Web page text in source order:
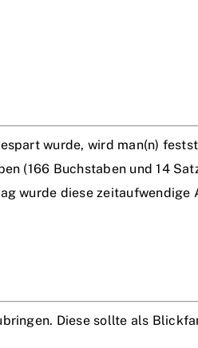
wurde, wird man(n)
(166 Buchstaben und 14
wurde diese zeitaufwendige
Diese sollte als